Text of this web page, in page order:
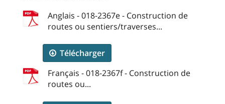
Anglais - 018-2367e - Construction de
routes ou sentiers/traverses...
Télécharger
Français - 018-2367f - Construction de
routes ou...